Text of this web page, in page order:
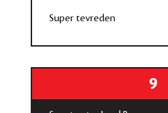
Super tevreden
9